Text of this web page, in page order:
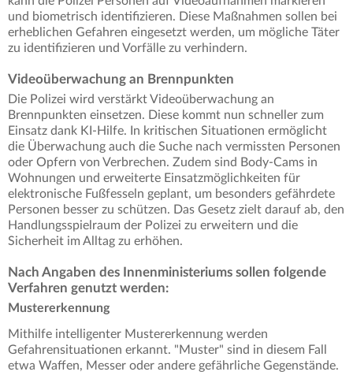
und biometrisch identifizieren. Diese Maßnahmen sollen bei
erheblichen Gefahren eingesetzt werden, um mögliche Täter
zu identifizieren und Vorfälle zu verhindern.
Videoüberwachung an Brennpunkten
Die Polizei wird verstärkt Videoüberwachung an
Brennpunkten einsetzen. Diese kommt nun schneller zum
Einsatz dank KI-Hilfe. In kritischen Situationen ermöglicht
die Überwachung auch die Suche nach vermissten Personen
oder Opfern von Verbrechen. Zudem sind Body-Cams in
Wohnungen und erweiterte Einsatzmöglichkeiten für
elektronische Fußfesseln geplant, um besonders gefährdete
Personen besser zu schützen. Das Gesetz zielt darauf ab, den
Handlungsspielraum der Polizei zu erweitern und die
Sicherheit im Alltag zu erhöhen.
Nach Angaben des Innenministeriums sollen folgende
Verfahren genutzt werden:
Mustererkennung
Mithilfe intelligenter Mustererkennung werden
Gefahrensituationen erkannt. "Muster" sind in diesem Fall
etwa Waffen, Messer oder andere gefährliche Gegenstände.